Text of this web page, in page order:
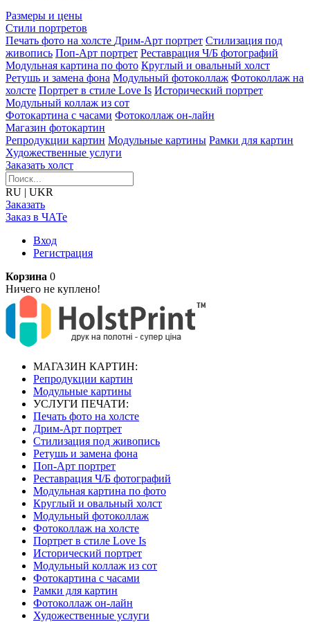
Размеры и цены
Стили портретов
Печать фото на холсте Дрим-Арт портрет Стилизация под
живопись Поп-Арт портрет Реставрация Ч/Б фотографий
Модульная картина по фото Круглый и овальный холст
Ретушь и замена фона Модульный фотоколлаж Фотоколлаж на
холсте Портрет в стиле Love Is Исторический портрет
Модульный коллаж из сот
Фотокартина с часами Фотоколлаж он-лайн
Магазин фотокартин
Репродукции картин Модульные картины Рамки для картин
Художественные услуги
Заказать холст
RU | UKR
Заказать
Заказ в ЧАТе
Вход
Регистрация
Корзина 0
Ничего не куплено!
МАГАЗИН КАРТИН:
Репродукции картин
Модульные картины
УСЛУГИ ПЕЧАТИ:
Печать фото на холсте
Дрим-Арт портрет
Стилизация под живопись
Ретушь и замена фона
Поп-Арт портрет
Реставрация Ч/Б фотографий
Модульная картина по фото
Круглый и овальный холст
Модульный фотоколлаж
Фотоколлаж на холсте
Портрет в стиле Love Is
Исторический портрет
Модульный коллаж из сот
Фотокартина с часами
Рамки для картин
Фотоколлаж он-лайн
Художественные услуги